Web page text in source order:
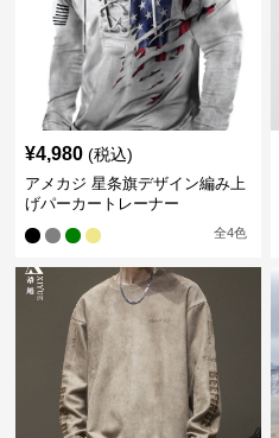
¥4,980 (税込)
アメカジ 星条旗デザイン編み上
げパーカートレーナー
全4色